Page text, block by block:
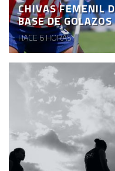
CHIVAS FEMENIL
BASE DE GOLAZOS
HACE 6 HORAS